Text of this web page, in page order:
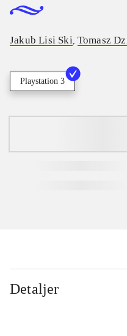
Jakub Lisi Ski Tomasz
Playstation 3
Detaljer